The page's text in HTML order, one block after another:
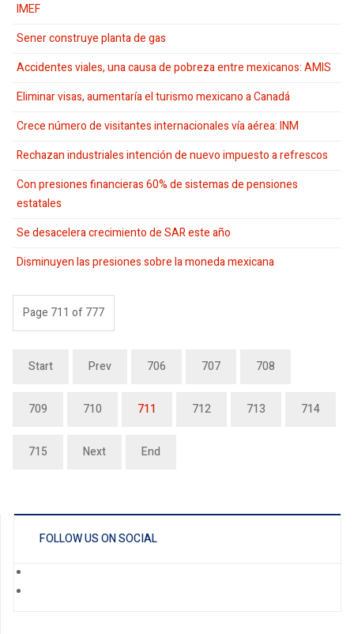
IMEF
Sener construye planta de gas
Accidentes viales, una causa de pobreza entre mexicanos: AMIS
Eliminar visas, aumentaría el turismo mexicano a Canadá
Crece número de visitantes internacionales vía aérea: INM
Rechazan industriales intención de nuevo impuesto a refrescos
Con presiones financieras 60% de sistemas de pensiones
estatales
Se desacelera crecimiento de SAR este año
Disminuyen las presiones sobre la moneda mexicana
Page 711 of 777
Start Prev 706 707 708
709 710 711 712 713 714
715 Next End
FOLLOW US ON SOCIAL